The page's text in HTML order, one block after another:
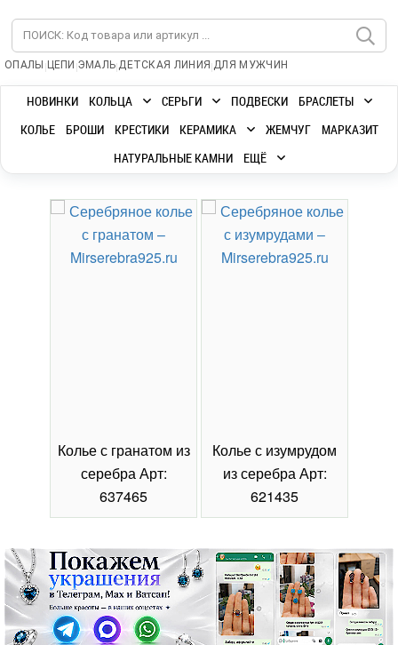
ОПАЛЫ | ЦЕПИ |ЭМАЛЬ|ДЕТСКАЯ ЛИНИЯ |ДЛЯ МУЖЧИН
НОВИНКИ КОЛЬЦА СЕРЬГИ ПОДВЕСКИ
БРАСЛЕТЫ
КОЛЬЕ
БРОШИ КРЕСТИКИ КЕРАМИКА ЖЕМЧУГ
МАРКАЗИТ
НАТУРАЛЬНЫЕ КАМНИ
ЕЩЁ
Колье с гранатом из
серебра Арт:
637465
Колье с изумрудом
из серебра Арт:
621435